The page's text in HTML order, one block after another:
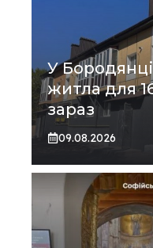
У
житла для
зараз
09.08.2026